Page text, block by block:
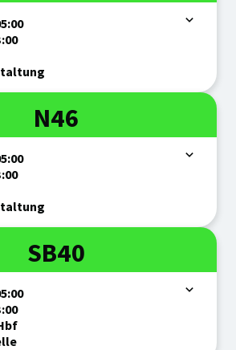
Linie
N46
Linie
SB40